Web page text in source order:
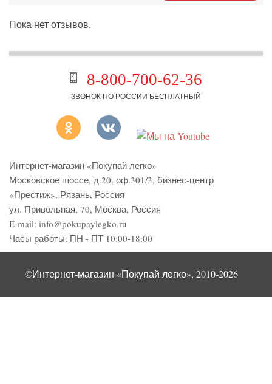
Пока нет отзывов.
8-800-700-62-36
ЗВОНОК ПО РОССИИ БЕСПЛАТНЫЙ
Интернет-магазин «Покупай легко»
Московское шоссе, д.20, оф.301/3, бизнес-центр
«Престиж», Рязань, Россия
ул. Привольная, 70, Москва, Россия
E-mail: info@pokupaylegko.ru
Часы работы: ПН - ПТ 10:00-18:00
©Интернет-магазин «Покупай легко», 2010-2026